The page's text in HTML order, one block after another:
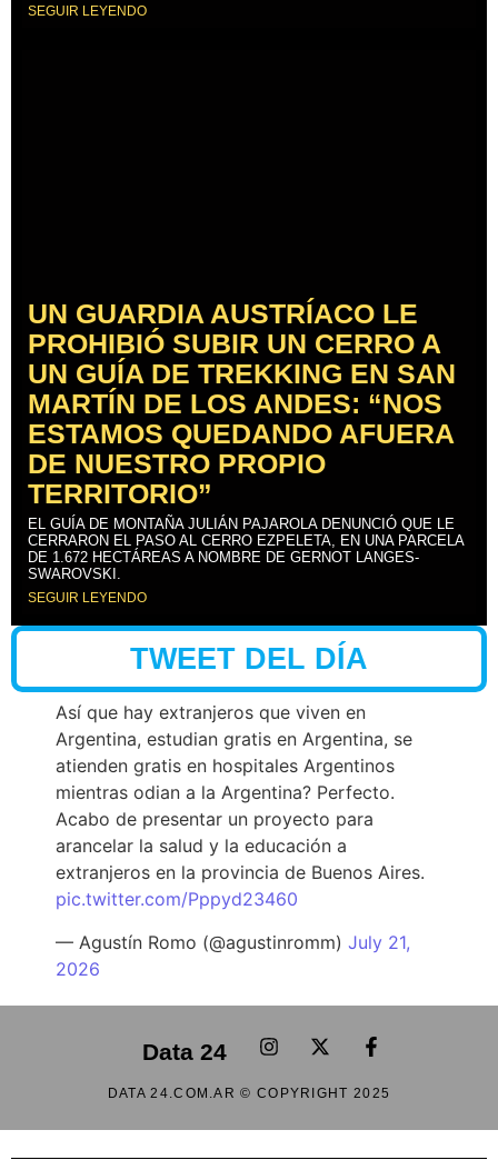
SEGUIR LEYENDO
UN GUARDIA AUSTRÍACO LE
PROHIBIÓ SUBIR UN CERRO A
UN GUÍA DE TREKKING EN SAN
MARTÍN DE LOS ANDES: “NOS
ESTAMOS QUEDANDO AFUERA
DE NUESTRO PROPIO
TERRITORIO”
EL GUÍA DE MONTAÑA JULIÁN PAJAROLA DENUNCIÓ QUE LE
CERRARON EL PASO AL CERRO EZPELETA, EN UNA PARCELA
DE 1.672 HECTÁREAS A NOMBRE DE GERNOT LANGES-
SWAROVSKI.
SEGUIR LEYENDO
TWEET DEL DÍA
Así que hay extranjeros que viven en
Argentina, estudian gratis en Argentina, se
atienden gratis en hospitales Argentinos
mientras odian a la Argentina? Perfecto.
Acabo de presentar un proyecto para
arancelar la salud y la educación a
extranjeros en la provincia de Buenos Aires.
pic.twitter.com/Pppyd23460
— Agustín Romo (@agustinromm) July 21,
2026
Data 24
DATA 24.COM.AR © COPYRIGHT 2025